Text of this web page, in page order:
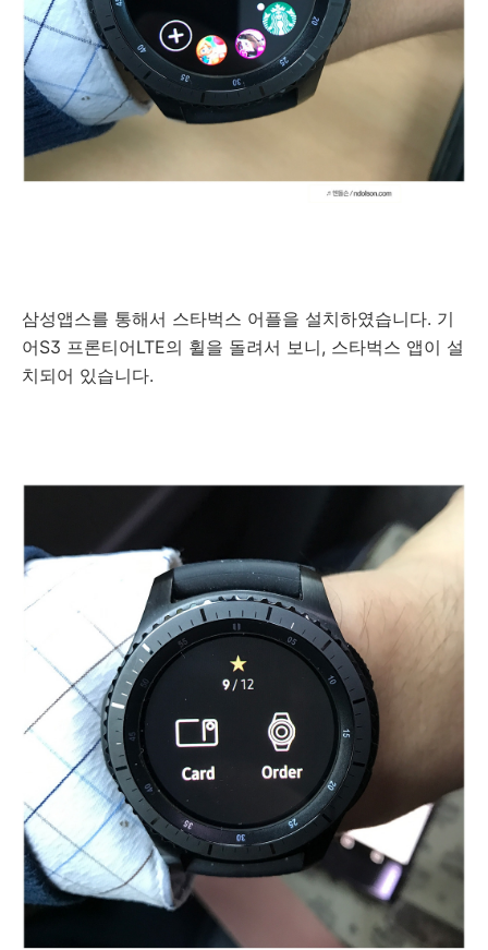
삼성앱스를 통해서 스타벅스 어플을 설치하였습니다. 기
어S3 프론티어LTE의 휠을 돌려서 보니, 스타벅스 앱이 설
치되어 있습니다.